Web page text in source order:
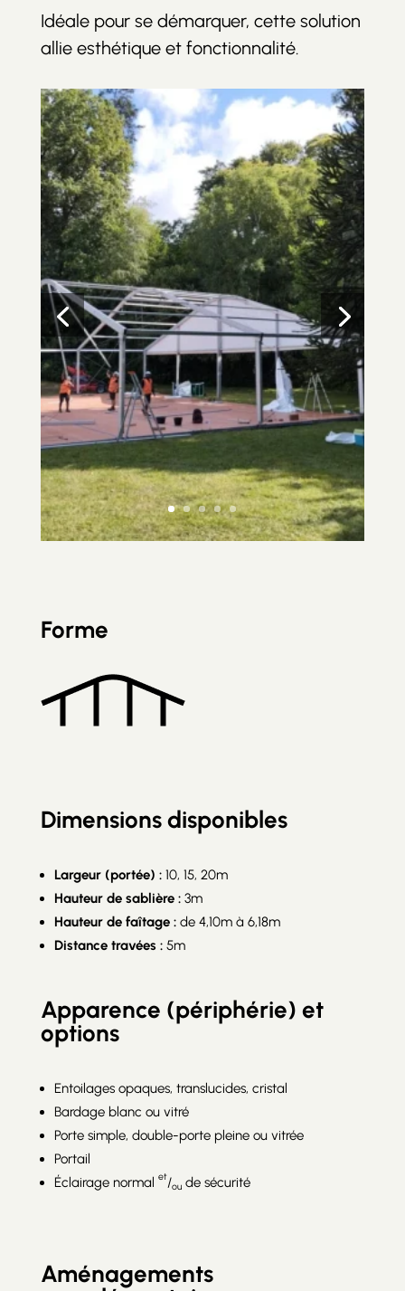
Idéale pour se démarquer, cette solution
allie esthétique et fonctionnalité.
Forme
Dimensions disponibles
Largeur (portée) :10, 15, 20m
Hauteur de sablière :3m
Hauteur de faîtage :de 4,10m à 6,18m
Distance travées :5m
Apparence (périphérie) et
options
Entoilages opaques, translucides, cristal
Bardage blanc ou vitré
Porte simple, double-porte pleine ou vitrée
Portail
Éclairage normal et/oude sécurité
Aménagements